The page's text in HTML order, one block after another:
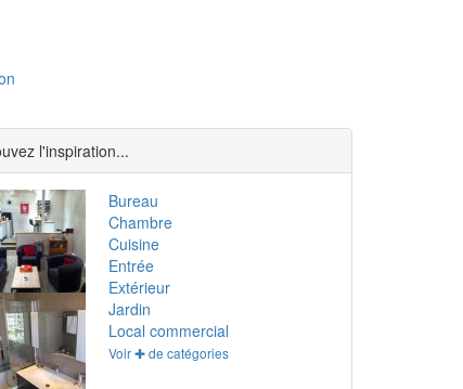
l'inspiration...
Bureau
Chambre
Cuisine
Entrée
Extérieur
Jardin
Local commercial
Voir ✚ de catégories